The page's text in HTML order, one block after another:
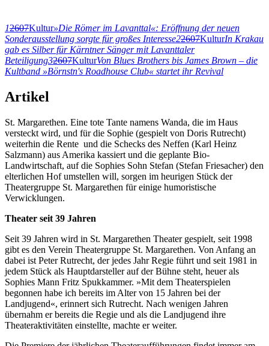
12607Kultur»Die Römer im Lavanttal«: Eröffnung der neuen
Sonderausstellung sorgte für großes Interesse22607KulturIn Krakau
gab es Silber für Kärntner Sänger mit Lavanttaler
Beteiligung32607KulturVon Blues Brothers bis James Brown – die
Kultband »Börnstn's Roadhouse Club« startet ihr Revival
Artikel
St. Margarethen. Eine tote Tante namens Wanda, die im Haus
versteckt wird, und für die Sophie (gespielt von Doris Rutrecht)
weiterhin die Rente und die Schecks des Neffen (Karl Heinz
Salzmann) aus Amerika kassiert und die geplante Bio-
Landwirtschaft, auf die Sophies Sohn Stefan (Stefan Friesacher) den
elterlichen Hof umstellen will, sorgen im heurigen Stück der
Theatergruppe St. Margarethen für einige humoristische
Verwicklungen.
Theater seit 39 Jahren
Seit 39 Jahren wird in St. Margarethen Theater gespielt, seit 1998
gibt es den Verein Theatergruppe St. Margarethen. Von Anfang an
dabei ist Peter Rutrecht, der jedes Jahr Regie führt und seit 1981 in
jedem Stück als Hauptdarsteller auf der Bühne steht, heuer als
Sophies Mann Fritz Spukkammer. »Mit dem Theaterspielen
begonnen habe ich bereits im Alter von 15 Jahren bei der
Landjugend«, erinnert sich Rutrecht. Nach wenigen Jahren
übernahm er bereits die Regie und als die Landjugend ihre
Theateraktivitäten einstellte, machte er weiter.